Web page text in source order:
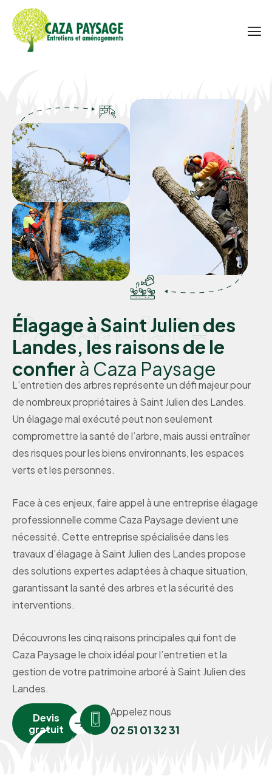
Paysagiste
Élagage à Saint Julien des
Landes, les raisons de le
confier à Caza Paysage
L’entretien des arbres représente un défi majeur pour
de nombreux propriétaires à Saint Julien des Landes.
Un élagage mal exécuté peut non seulement
compromettre la santé de l’arbre, mais aussi entraîner
des risques pour les biens environnants, les espaces
verts et les personnes.
Face à ces enjeux, faire appel à une entreprise élagage
professionnelle comme Caza Paysage devient une
nécessité. Cette entreprise spécialisée dans les
travaux d’élagage à Saint Julien des Landes propose
des solutions expertes adaptées à chaque situation,
garantissant la santé des arbres et la sécurité des
interventions.
Découvrons les cinq raisons principales qui font de
Caza Paysage le choix idéal pour l’entretien et la
gestion de votre patrimoine arboré à Saint Julien des
Landes.
Devis
gratuit
Appelez nous
02 51 01 32 31